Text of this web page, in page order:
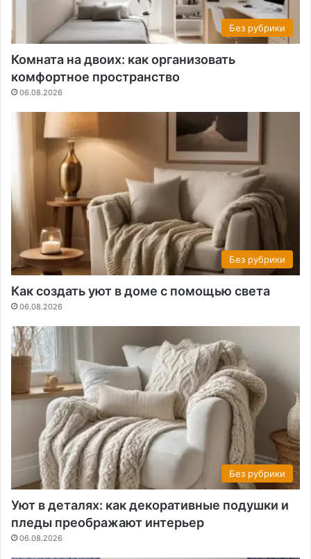
Без рубрики
Комната на двоих: как организовать
комфортное пространство
06.08.2026
Без рубрики
Как создать уют в доме с помощью света
06.08.2026
Без рубрики
Уют в деталях: как декоративные подушки и
пледы преображают интерьер
06.08.2026